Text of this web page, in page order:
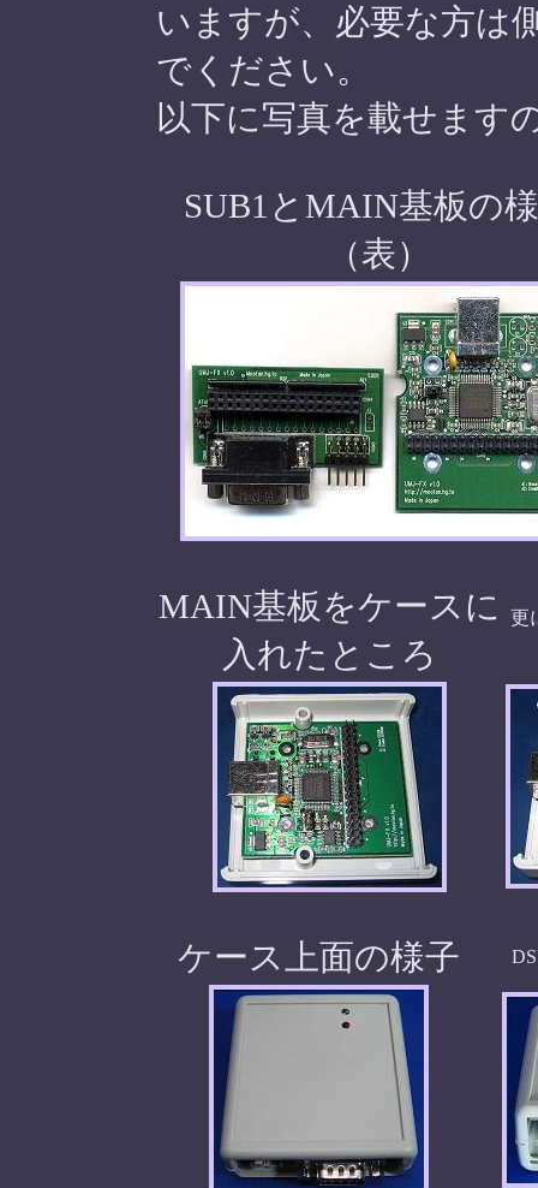
いますが、必要な方は
でください。
以下に写真を載せます
SUB1とMAIN基板の
（表）
MAIN基板をケースに
入れたところ
更
ケース上面の様子